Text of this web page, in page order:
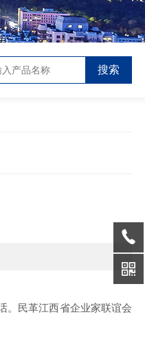
。民革江西省企业家联谊会